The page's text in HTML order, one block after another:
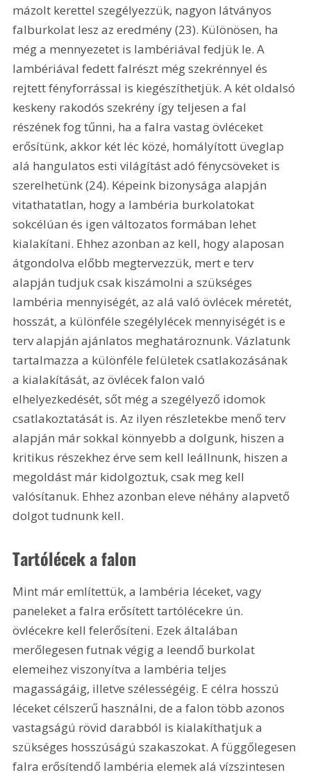
mázolt kerettel szegélyezzük, nagyon látványos
falburkolat lesz az eredmény (23). Különösen, ha
még a mennyezetet is lambériával fedjük le. A
lambériával fedett falrészt még szekrénnyel és
rejtett fényforrással is kiegészíthetjük. A két oldalsó
keskeny rakodós szekrény így teljesen a fal
részének fog tűnni, ha a falra vastag övléceket
erősítünk, akkor két léc közé, homályított üveglap
alá hangulatos esti világítást adó fénycsöveket is
szerelhetünk (24). Képeink bizonysága alapján
vitathatatlan, hogy a lambéria burkolatokat
sokcélúan és igen változatos formában lehet
kialakítani. Ehhez azonban az kell, hogy alaposan
átgondolva előbb megtervezzük, mert e terv
alapján tudjuk csak kiszámolni a szükséges
lambéria mennyiségét, az alá való övlécek méretét,
hosszát, a különféle szegélylécek mennyiségét is e
terv alapján ajánlatos meghatároznunk. Vázlatunk
tartalmazza a különféle felületek csatlakozásának
a kialakítását, az övlécek falon való
elhelyezkedését, sőt még a szegélyező idomok
csatlakoztatását is. Az ilyen részletekbe menő terv
alapján már sokkal könnyebb a dolgunk, hiszen a
kritikus részekhez érve sem kell leállnunk, hiszen a
megoldást már kidolgoztuk, csak meg kell
valósítanuk. Ehhez azonban eleve néhány alapvető
dolgot tudnunk kell.
Tartólécek a falon
Mint már említettük, a lambéria léceket, vagy
paneleket a falra erősített tartólécekre ún.
övlécekre kell felerősíteni. Ezek általában
merőlegesen futnak végig a leendő burkolat
elemeihez viszonyítva a lambéria teljes
magasságáig, illetve szélességéig. E célra hosszú
léceket célszerű használni, de a falon több azonos
vastagságú rövid darabból is kialakíthatjuk a
szükséges hosszúságú szakaszokat. A függőlegesen
falra erősítendő lambéria elemek alá vízszintesen